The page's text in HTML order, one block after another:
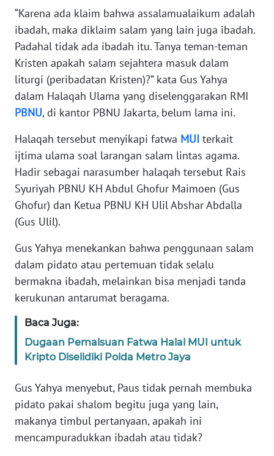
“Karena ada klaim bahwa assalamualaikum adalah
ibadah, maka diklaim salam yang lain juga ibadah.
Padahal tidak ada ibadah itu. Tanya teman-teman
Kristen apakah salam sejahtera masuk dalam
liturgi (peribadatan Kristen)?” kata Gus Yahya
dalam Halaqah Ulama yang diselenggarakan RMI
PBNU, di kantor PBNU Jakarta, belum lama ini.
Halaqah tersebut menyikapi fatwa MUI terkait
ijtima ulama soal larangan salam lintas agama.
Hadir sebagai narasumber halaqah tersebut Rais
Syuriyah PBNU KH Abdul Ghofur Maimoen (Gus
Ghofur) dan Ketua PBNU KH Ulil Abshar Abdalla
(Gus Ulil).
Gus Yahya menekankan bahwa penggunaan salam
dalam pidato atau pertemuan tidak selalu
bermakna ibadah, melainkan bisa menjadi tanda
kerukunan antarumat beragama.
Baca Juga:
Dugaan Pemalsuan Fatwa Halal MUI untuk
Kripto Diselidiki Polda Metro Jaya
Gus Yahya menyebut, Paus tidak pernah membuka
pidato pakai shalom begitu juga yang lain,
makanya timbul pertanyaan, apakah ini
mencampuradukkan ibadah atau tidak?
TENTANG
KAMI
PEDOMAN
MEDIA
SIBER
REDAKSI
KARIR
DISCLAIMER
Wahana
News
Regional
WN
SUMUT
WN
JAKARTA
JABAR
WN
BANTEN